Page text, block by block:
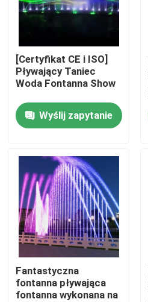
Wycieczka po fabryce
Kontrola jakości
Poprosić o wycenę
pływająca fontanna
Fontany jeziora
muzyczna fontanna
[Certyfikat CE i ISO]
Pływający Taniec
Woda Fontanna Show
Wyślij zapytanie
Fantastyczna
fontanna pływająca
fontanna wykonana na